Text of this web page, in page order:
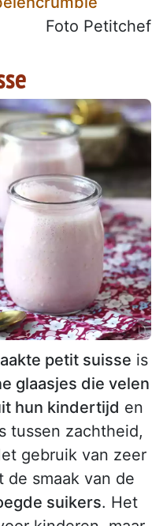
Foto Petitchef
petit suisse is
glaasjes die velen
hun kindertijd en
tussen zachtheid,
gebruik van zeer
de smaak van de
suikers. Het